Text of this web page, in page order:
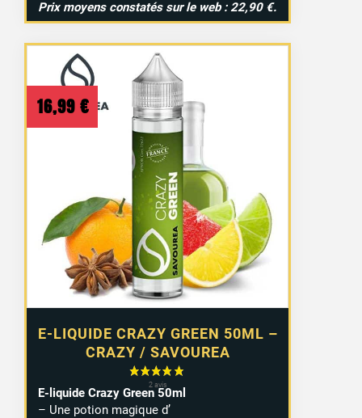
Prix moyens constatés sur le web : 22,90 €.
E-LIQUIDE CRAZY GREEN 50ML –
CRAZY / SAVOUREA
16,99 €
E-liquide Crazy Green 50ml
– Une potion magique d’